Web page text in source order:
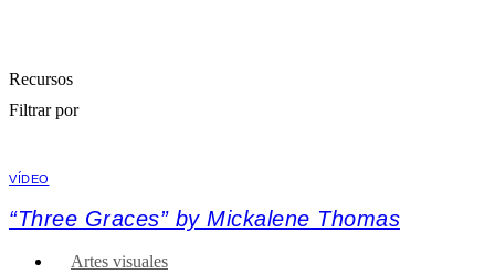
Recursos
Filtrar por
VÍDEO
“Three Graces” by Mickalene Thomas
Artes visuales